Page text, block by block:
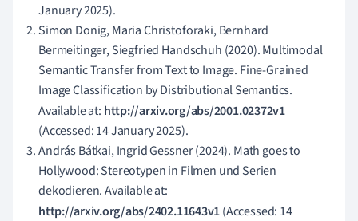
January 2025).
Simon Donig, Maria Christoforaki, Bernhard
Bermeitinger, Siegfried Handschuh (2020). Multimodal
Semantic Transfer from Text to Image. Fine-Grained
Image Classification by Distributional Semantics.
Available at: http://arxiv.org/abs/2001.02372v1
(Accessed: 14 January 2025).
András Bátkai, Ingrid Gessner (2024). Math goes to
Hollywood: Stereotypen in Filmen und Serien
dekodieren. Available at:
http://arxiv.org/abs/2402.11643v1(Accessed: 14